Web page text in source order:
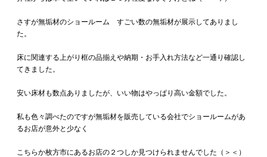
さすが無垢材のショールーム すごい数の無垢材が展示してありまし
た。
床に関連する上がり框の品揃えや納期・お手入れ方法など一通り確認し
てきました。
安い床材も数点ありましたが、いい物はやっぱり高い金額でした。
私も色々調べたのですが無垢材を販売している会社でショールームがあ
るお店が意外と少なく
こちらか枚方市にあるお店の２つしか見つけられませんでした（＞＜）